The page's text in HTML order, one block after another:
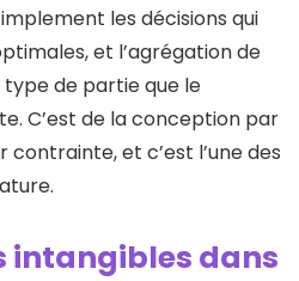
les décisions qui
et l’agrégation de
de partie que le
C’est de la conception par
et c’est l’une des
intangibles dans